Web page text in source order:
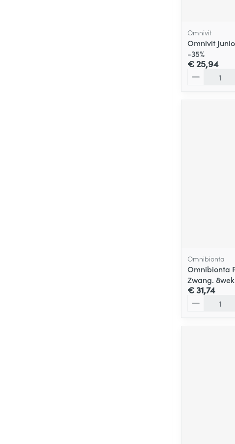
Omnivit
Omnivit
-35%
€ 25,94
Omnibionta
Omnibionta
Zwang.
€ 31,74